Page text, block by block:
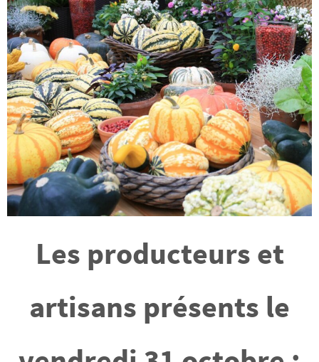
Les producteurs et
artisans présents le